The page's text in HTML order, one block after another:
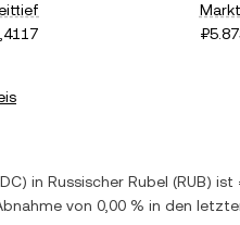
) in Russischer Rubel (RUB) ist
von 0,00 % in den